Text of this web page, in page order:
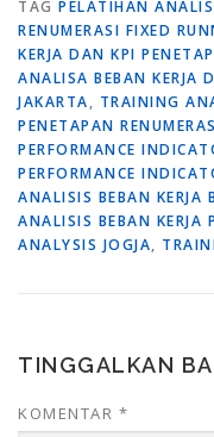
TAG PELATIHAN
RENUMERASI FIXED
KERJA DAN KPI
ANALISA BEBAN KERJA
JAKARTA, TRAINING
PENETAPAN
PERFORMANCE
PERFORMANCE
ANALISIS BEBAN KERJA
ANALISIS BEBAN KERJA
ANALYSIS JOGJA,
TINGGALKAN
KOMENTAR *